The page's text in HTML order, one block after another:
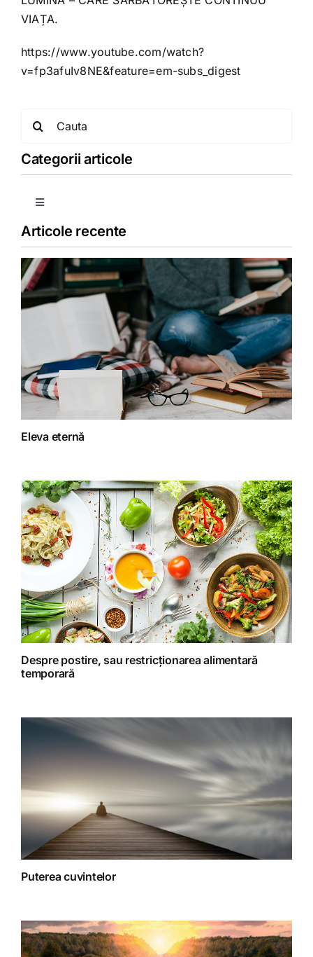
VIAȚA.
https://www.youtube.com/watch?
v=fp3afuIv8NE&feature=em-subs_digest
Categorii articole
Toggle
Copii
Detoxifiere
Fără categorie
Fitoterapie
Homeopatie
Retete fructariene
Retete preparate
Retete Raw (nepreparate termic)
Articole recente
Eleva eternă
Despre postire, sau restricționarea alimentară
temporară
Puterea cuvintelor